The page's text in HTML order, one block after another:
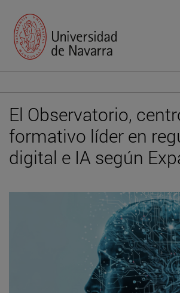
El Observatorio,
formativo líder en
digital e IA según